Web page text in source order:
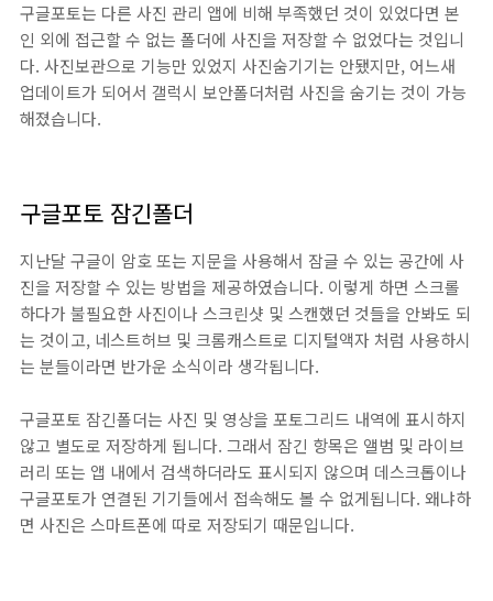
구글포토는 다른 사진 관리 앱에 비해 부족했던 것이 있었다면 본
인 외에 접근할 수 없는 폴더에 사진을 저장할 수 없었다는 것입니
다. 사진보관으로 기능만 있었지 사진숨기기는 안됐지만, 어느새
업데이트가 되어서 갤럭시 보안폴더처럼 사진을 숨기는 것이 가능
해졌습니다.
구글포토 잠긴폴더
지난달 구글이 암호 또는 지문을 사용해서 잠글 수 있는 공간에 사
진을 저장할 수 있는 방법을 제공하였습니다. 이렇게 하면 스크롤
하다가 불필요한 사진이나 스크린샷 및 스캔했던 것들을 안봐도 되
는 것이고, 네스트허브 및 크롬캐스트로 디지털액자 처럼 사용하시
는 분들이라면 반가운 소식이라 생각됩니다.
구글포토 잠긴폴더는 사진 및 영상을 포토그리드 내역에 표시하지
않고 별도로 저장하게 됩니다. 그래서 잠긴 항목은 앨범 및 라이브
러리 또는 앱 내에서 검색하더라도 표시되지 않으며 데스크톱이나
구글포토가 연결된 기기들에서 접속해도 볼 수 없게됩니다. 왜냐하
면 사진은 스마트폰에 따로 저장되기 때문입니다.